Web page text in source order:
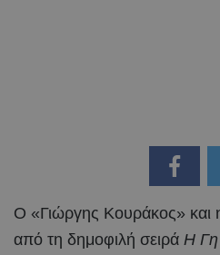
Ο «Γιώργης Κουράκος» και
από τη δημοφιλή σειρά Η Γη